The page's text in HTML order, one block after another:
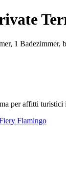
1
per affitti
Flamingo